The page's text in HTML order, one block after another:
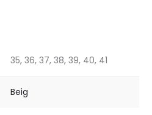
35, 36, 37, 38, 39, 40, 41
Beig